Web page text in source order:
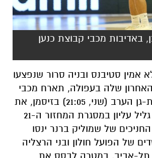
באדיבות מכבי קבוצת כנען
אמין סטיבנס ובניה סרור שנפצעו
שלה בעפולה, תארח מכבי
קבוצת כנען רמת-גן הערב (שני, 21:05) בזיסמן, את
RIVULIS גליל עליון במסגרת המחזור ה-21
החניכים של שמוליק ברנר ינסו
של הפועל חולון ובני הרצליה
תל-אביב, במטרה לבסס את